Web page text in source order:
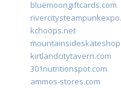
bluemoongiftcards.com
kchoops.net
kirtlandcitytavern.com
301nutritionspot.com
ammos-stores.com